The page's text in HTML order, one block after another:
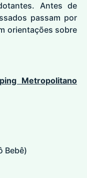
Antes de
passam por
orientações sobre
Metropolitano
Bebê)